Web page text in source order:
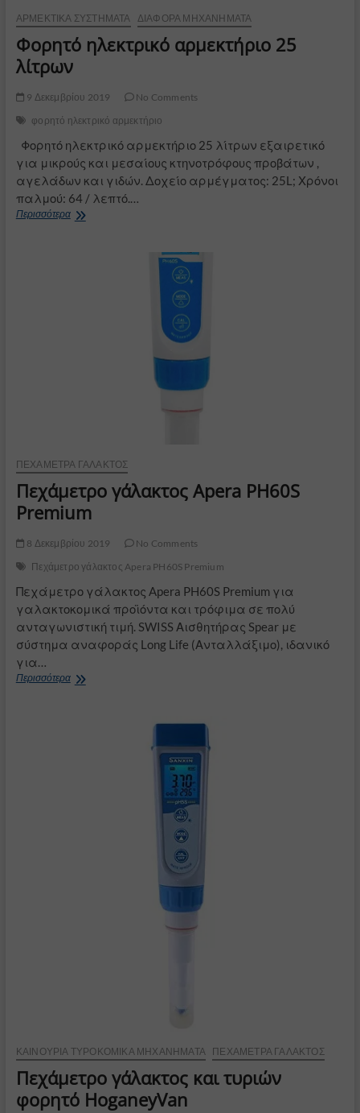
ΑΡΜΕΚΤΙΚΆ ΣΥΣΤΉΜΑΤΑ ΔΙΆΦΟΡΑ ΜΗΧΑΝΉΜΑΤΑ
Φορητό ηλεκτρικό αρμεκτήριο 25
λίτρων
9 Δεκεμβρίου 2019
No Comments
φορητό ηλεκτρικό αρμεκτήριο
Φορητό ηλεκτρικό αρμεκτήριο 25 λίτρων εξαιρετικό
για μικρούς και μεσαίους κτηνοτρόφους προβάτων ,
αγελάδων και γιδών. Δοχείο αρμέγματος: 25L; Χρόνοι
παλμού: 64 / λεπτό.…
ΠερισσότεραΦορητό
ΠΕΧΆΜΕΤΡΑ ΓΆΛΑΚΤΟΣ
Πεχάμετρο γάλακτος Apera PH60S
Premium
8 Δεκεμβρίου 2019
No Comments
Πεχάμετρο γάλακτος Apera PH60S Premium
Πεχάμετρο γάλακτος Apera PH60S Premium για
γαλακτοκομικά προϊόντα και τρόφιμα σε πολύ
ανταγωνιστική τιμή. SWISS Αισθητήρας Spear με
σύστημα αναφοράς Long Life (Ανταλλάξιμο), ιδανικό
για…
ΠερισσότεραΠεχάμετρο
ΚΑΙΝΟΎΡΙΑ ΤΥΡΟΚΟΜΙΚΆ ΜΗΧΑΝΉΜΑΤΑ ΠΕΧΆΜΕΤΡΑ ΓΆΛΑΚΤΟΣ
Πεχάμετρο γάλακτος και τυριών
φορητό HoganeyVan